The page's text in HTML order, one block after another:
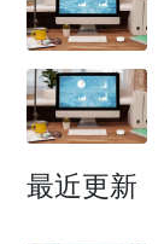
最近更新